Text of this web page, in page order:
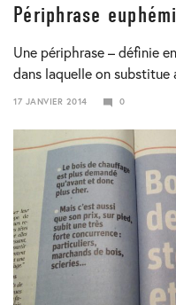
Périphrase
Une périphrase – définie
dans laquelle on substitue
17 JANVIER 2014
JANVIER
0